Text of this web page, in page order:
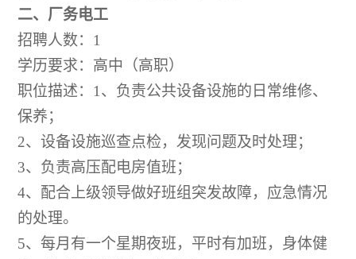
二、 厂务电工
招聘人数： 1
学历要求：高中（高职）
职位描述： 1、负责公共设备设施的日常维修、
保养；
2、设备设施巡查点检，发现问题及时处理；
3、负责高压配电房值班；
4、配合上级领导做好班组突发故障，应急情况
的处理。
5、每月有一个星期夜班，平时有加班，身体健